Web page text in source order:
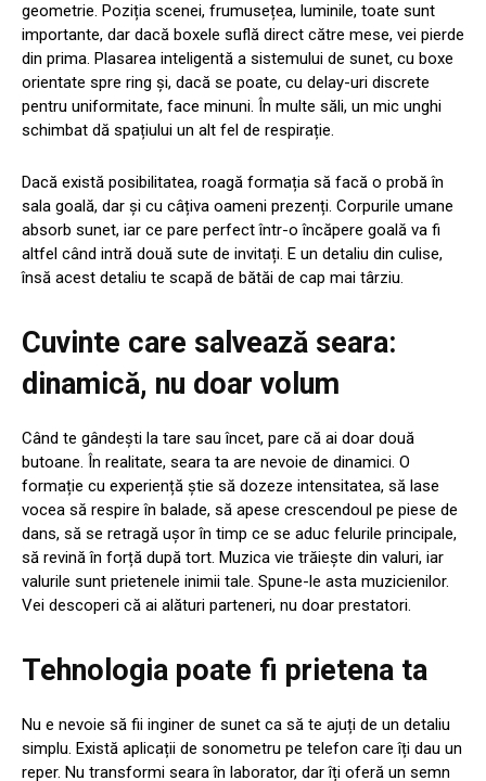
geometrie. Poziția scenei, frumusețea, luminile, toate sunt
importante, dar dacă boxele suflă direct către mese, vei pierde
din prima. Plasarea inteligentă a sistemului de sunet, cu boxe
orientate spre ring și, dacă se poate, cu delay-uri discrete
pentru uniformitate, face minuni. În multe săli, un mic unghi
schimbat dă spațiului un alt fel de respirație.
Dacă există posibilitatea, roagă formația să facă o probă în
sala goală, dar și cu câțiva oameni prezenți. Corpurile umane
absorb sunet, iar ce pare perfect într-o încăpere goală va fi
altfel când intră două sute de invitați. E un detaliu din culise,
însă acest detaliu te scapă de bătăi de cap mai târziu.
Cuvinte care salvează seara:
dinamică, nu doar volum
Când te gândești la tare sau încet, pare că ai doar două
butoane. În realitate, seara ta are nevoie de dinamici. O
formație cu experiență știe să dozeze intensitatea, să lase
vocea să respire în balade, să apese crescendoul pe piese de
dans, să se retragă ușor în timp ce se aduc felurile principale,
să revină în forță după tort. Muzica vie trăiește din valuri, iar
valurile sunt prietenele inimii tale. Spune-le asta muzicienilor.
Vei descoperi că ai alături parteneri, nu doar prestatori.
Tehnologia poate fi prietena ta
Nu e nevoie să fii inginer de sunet ca să te ajuți de un detaliu
simplu. Există aplicații de sonometru pe telefon care îți dau un
reper. Nu transformi seara în laborator, dar îți oferă un semn